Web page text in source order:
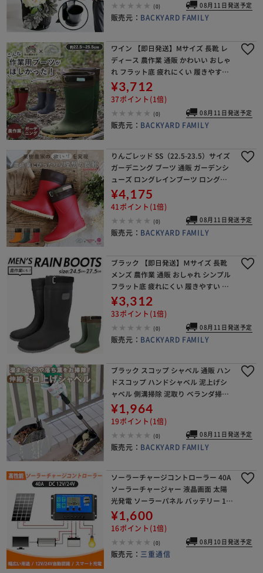
(0) 08月11日発送予定
販売元： BACKYARD FAMILY
ワイン 【即日発送】Mサイズ 長靴 レ
ディース 農作業 通販 かわいい おしゃ
れ フラット底 疲れにくい 履きやすい
レインブーツ SS 23 S 24 M 25 農業 ガ
ーデニング ブーツ ガーデン
¥3,712
37ポイント(1倍)
(0) 08月11日発送予定
販売元： BACKYARD FAMILY
りんごレッド SS（22.5-23.5）サイズ
ガーデニング ブーツ 通販 ガーデンシ
ューズ ロングレインブーツ ロング丈
長靴 ガーデニングシューズ ガーデニ
ングブーツ レインシューズ 雨靴 レデ
¥4,175
41ポイント(1倍)
(0) 08月11日発送予定
販売元： BACKYARD FAMILY
ブラック 【即日発送】Ｍサイズ 長靴
メンズ 農作業 通販 おしゃれ シンプル
フラット底 疲れにくい 履きやすい レ
インブーツ M 25 L 26 LL 27 農業 ガー
デニング ブーツ ガーデンシ
¥3,312
33ポイント(1倍)
(0) 08月11日発送予定
販売元： BACKYARD FAMILY
ブラック スコップ シャベル 通販 ハン
ドスコップ ハンドシャベル 泥上げシ
ャベル 側溝掃除 泥取り ベランダ掃除
ベランダの溝 伸縮式ポール 溝掃除 水
抜き穴付き 使いやすい 持ちやすい お
¥1,964
19ポイント(1倍)
(0) 08月11日発送予定
販売元： BACKYARD FAMILY
ソーラーチャージコントローラー 40A
ソーラーチャージャー 液晶画面 太陽
光発電 ソーラーパネル バッテリー 12
V 24V 兼用 リチウム 鉛蓄 電池 USB5V
出力ポート
¥1,600
16ポイント(1倍)
(0) 08月10日発送予定
販売元： 三重通信